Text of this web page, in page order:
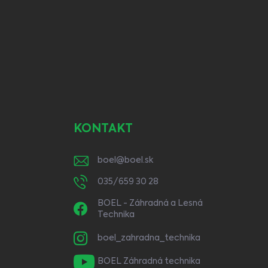
KONTAKT
boel @ boel.sk
035/659 30 28
BOEL - Záhradná a Lesná
Technika
boel_zahradna_technika
BOEL Záhradná technika